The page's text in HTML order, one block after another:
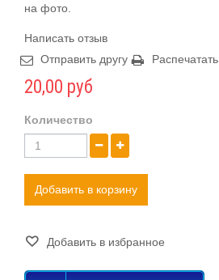
на фото.
Написать отзыв
Отправить другу
Распечатать
20,00 руб
Количество
Добавить в корзину
Добавить в избранное